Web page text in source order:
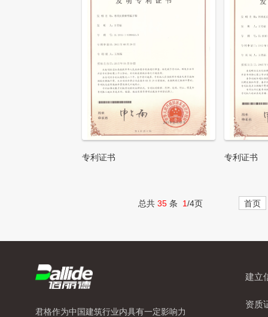
专利证书 专利证书
总共 35 条 1/4页 首页
君格作为中国建筑行业内具有一定影响力
建立
资质